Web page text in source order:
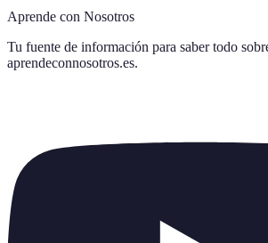
Aprende con Nosotros
Tu fuente de información para saber todo
aprendeconnosotros.es.